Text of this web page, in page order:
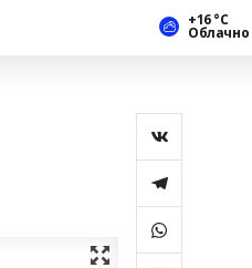
+16 °С
Облачно